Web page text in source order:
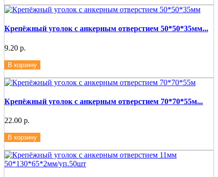
Крепёжный уголок с анкерным отверстием 50*50*35мм...
9.20 р.
В корзину
Крепёжный уголок с анкерным отверстием 70*70*55м...
22.00 р.
В корзину